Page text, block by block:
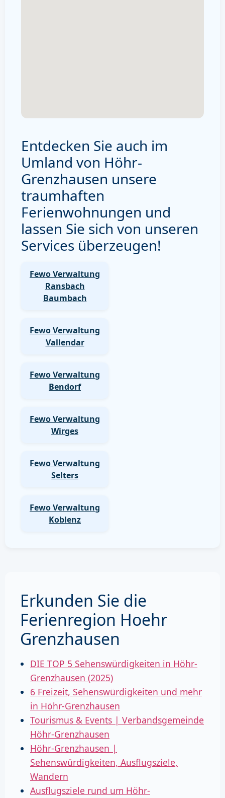
Entdecken Sie auch im
Umland von Höhr-
Grenzhausen unsere
traumhaften
Ferienwohnungen und
lassen Sie sich von unseren
Services überzeugen!
Fewo Verwaltung
Ransbach
Baumbach
Fewo Verwaltung
Vallendar
Fewo Verwaltung
Bendorf
Fewo Verwaltung
Wirges
Fewo Verwaltung
Selters
Fewo Verwaltung
Koblenz
Erkunden Sie die
Ferienregion Hoehr
Grenzhausen
DIE TOP 5 Sehenswürdigkeiten in Höhr-
Grenzhausen (2025)
6 Freizeit, Sehenswürdigkeiten und mehr
in Höhr-Grenzhausen
Tourismus & Events | Verbandsgemeinde
Höhr-Grenzhausen
Höhr-Grenzhausen |
Sehenswürdigkeiten, Ausflugsziele,
Wandern
Ausflugsziele rund um Höhr-